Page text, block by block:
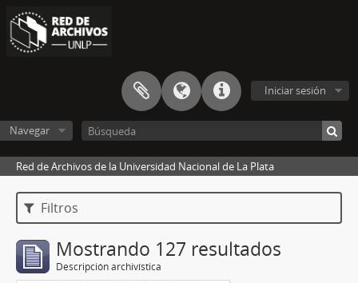
Iniciar sesión
Navegar
Red de Archivos de la Universidad Nacional de La Plata
Filtros
Mostrando 127 resultados
Descripción archivística